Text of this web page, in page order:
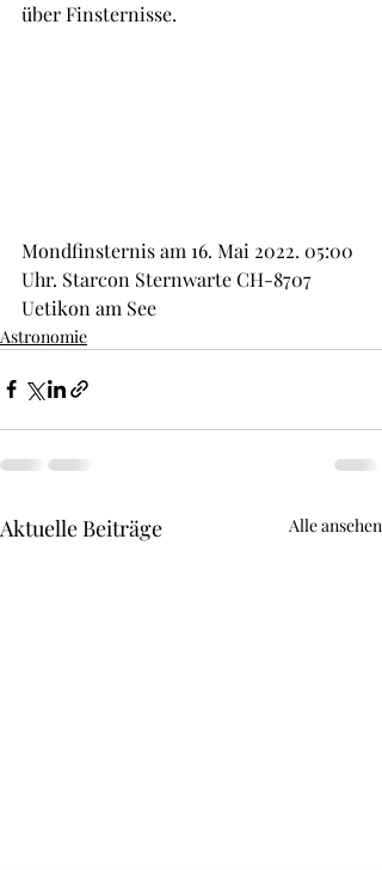
über Finsternisse.
Mondfinsternis am 16. Mai 2022. 05:00
Uhr. Starcon Sternwarte CH-8707
Uetikon am See
Astronomie
Aktuelle Beiträge Alle ansehen